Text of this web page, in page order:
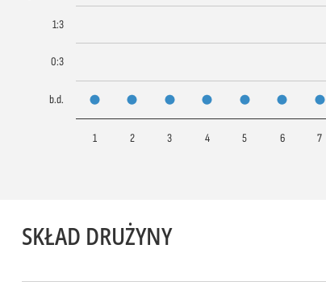
1 2 3 4 5 6 7
b.d.
0:3
1:3
SKŁAD DRUŻYNY